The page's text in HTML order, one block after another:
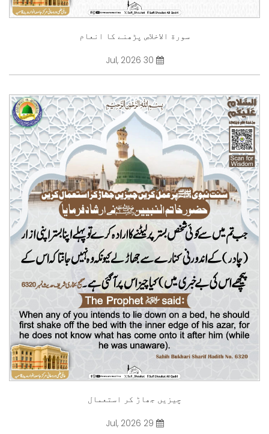
سورة الاخلاص پڑھنے کا انعام
چیزیں جھاڑ کر استعمال